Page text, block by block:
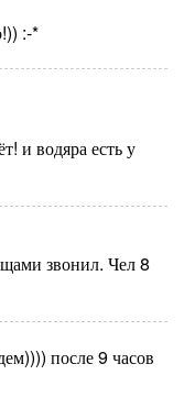
:-*
и водяра есть у
звонил. Чел 8
после 9 часов